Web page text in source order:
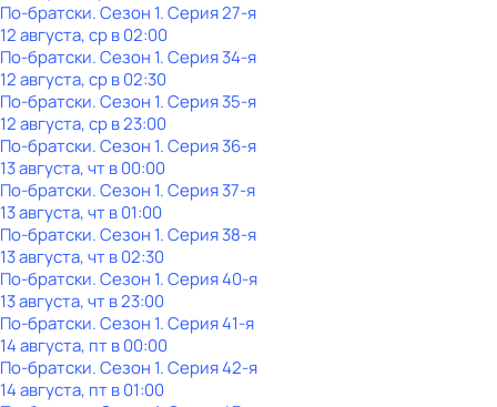
По-братски. Сезон 1. Серия 27-я
12 августа, ср в 02:00
По-братски. Сезон 1. Серия 34-я
12 августа, ср в 02:30
По-братски. Сезон 1. Серия 35-я
12 августа, ср в 23:00
По-братски. Сезон 1. Серия 36-я
13 августа, чт в 00:00
По-братски. Сезон 1. Серия 37-я
13 августа, чт в 01:00
По-братски. Сезон 1. Серия 38-я
13 августа, чт в 02:30
По-братски. Сезон 1. Серия 40-я
13 августа, чт в 23:00
По-братски. Сезон 1. Серия 41-я
14 августа, пт в 00:00
По-братски. Сезон 1. Серия 42-я
14 августа, пт в 01:00